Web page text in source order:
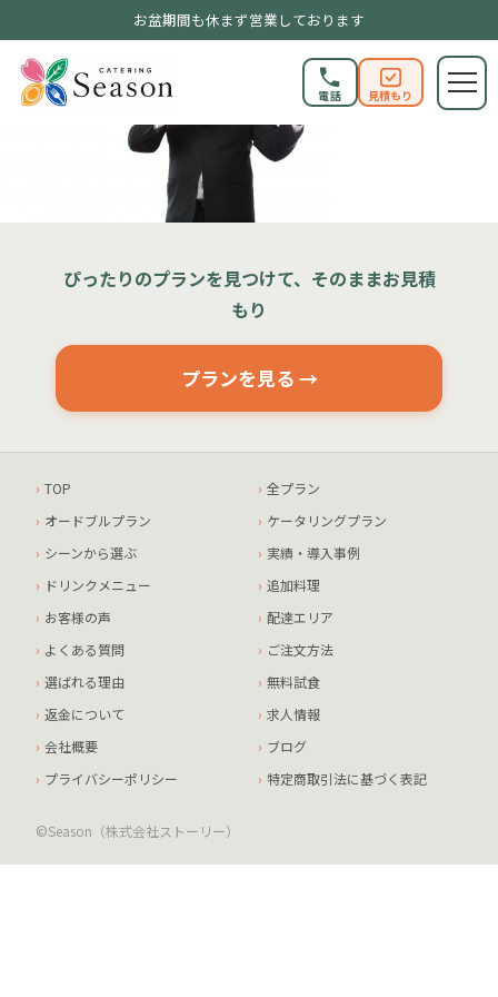
お盆期間も休まず営業しております
電話 見積もり
ぴったりのプランを見つけて、そのままお見積
もり
プランを見る →
TOP
全プラン
オードブルプラン
ケータリングプラン
シーンから選ぶ
実績・導入事例
ドリンクメニュー
追加料理
お客様の声
配達エリア
よくある質問
ご注文方法
選ばれる理由
無料試食
返金について
求人情報
会社概要
ブログ
プライバシーポリシー
特定商取引法に基づく表記
©Season（株式会社ストーリー）